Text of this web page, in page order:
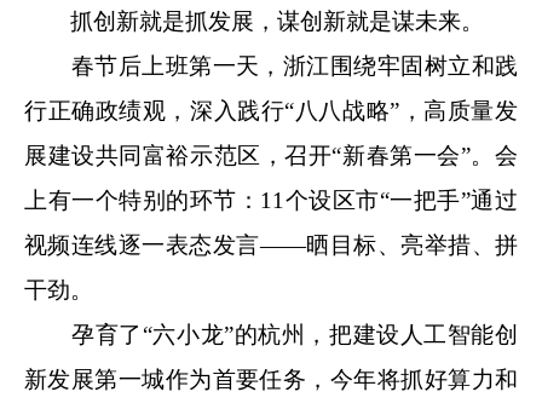
抓创新就是抓发展，谋创新就是谋未来。
春节后上班第一天，浙江围绕牢固树立和践
行正确政绩观，深入践行“八八战略”，高质量发
展建设共同富裕示范区，召开“新春第一会”。会
上有一个特别的环节：11个设区市“一把手”通过
视频连线逐一表态发言——晒目标、亮举措、拼
干劲。
孕育了“六小龙”的杭州，把建设人工智能创
新发展第一城作为首要任务，今年将抓好算力和